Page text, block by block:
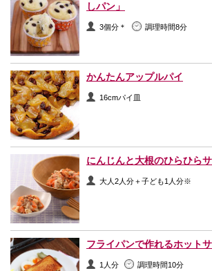
しパン」
3個分＊ 調理時間8分
かんたんアップルパイ
16cmパイ皿
にんじんと大根のひらひら
大人2人分＋子ども1人分※
フライパンで作れるホット
1人分 調理時間10分